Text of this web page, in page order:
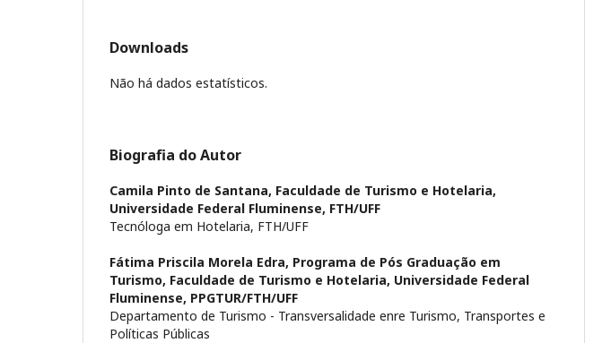
Downloads
Não há dados estatísticos.
Biografia do Autor
Camila Pinto de Santana, Faculdade de Turismo e Hotelaria,
Universidade Federal Fluminense, FTH/UFF
Tecnóloga em Hotelaria, FTH/UFF
Fátima Priscila Morela Edra, Programa de Pós Graduação em
Turismo, Faculdade de Turismo e Hotelaria, Universidade Federal
Fluminense, PPGTUR/FTH/UFF
Departamento de Turismo - Transversalidade enre Turismo, Transportes e
Políticas Públicas